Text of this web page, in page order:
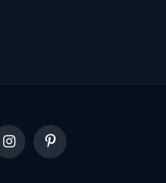
InstagramPinterest